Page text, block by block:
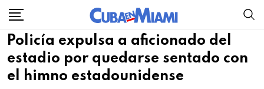
Skip
content
Policía expulsa a aficionado del
estadio por quedarse sentado con
el himno estadounidense